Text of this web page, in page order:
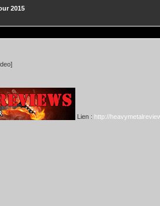
2015
Lien : http://